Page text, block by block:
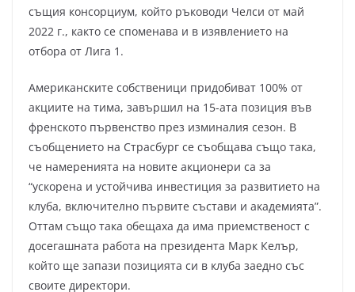
същия консорциум, който ръководи Челси от май
2022 г., както се споменава и в изявлението на
отбора от Лига 1.
Американските собственици придобиват 100% от
акциите на тима, завършил на 15-ата позиция във
френското първенство през изминалия сезон. В
съобщението на Страсбург се съобщава също така,
че намеренията на новите акционери са за
“ускорена и устойчива инвестиция за развитието на
клуба, включително първите състави и академията”.
Оттам също така обещаха да има приемственост с
досегашната работа на президента Марк Келър,
който ще запази позицията си в клуба заедно със
своите директори.